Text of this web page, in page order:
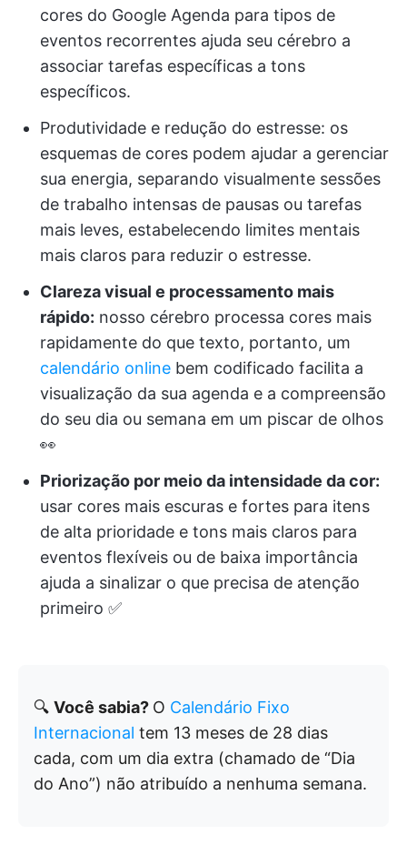
cores do Google Agenda para tipos de
eventos recorrentes ajuda seu cérebro a
associar tarefas específicas a tons
específicos.
Produtividade e redução do estresse: os
esquemas de cores podem ajudar a gerenciar
sua energia, separando visualmente sessões
de trabalho intensas de pausas ou tarefas
mais leves, estabelecendo limites mentais
mais claros para reduzir o estresse.
Clareza visual e processamento mais
rápido: nosso cérebro processa cores mais
rapidamente do que texto, portanto, um
calendário online bem codificado facilita a
visualização da sua agenda e a compreensão
do seu dia ou semana em um piscar de olhos
👀
Priorização por meio da intensidade da cor:
usar cores mais escuras e fortes para itens
de alta prioridade e tons mais claros para
eventos flexíveis ou de baixa importância
ajuda a sinalizar o que precisa de atenção
primeiro ✅
🔍 Você sabia? O Calendário Fixo
Internacional tem 13 meses de 28 dias
cada, com um dia extra (chamado de “Dia
do Ano”) não atribuído a nenhuma semana.